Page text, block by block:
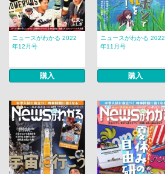
ニュースがわかる 2022
年12月号
購入
ニュースがわかる 2022
年11月号
購入